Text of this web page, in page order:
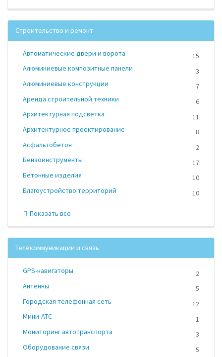
Строительство и ремонт
Автоматические двери и ворота
15
Алюминиевые композитные панели
3
Алюминиевые конструкции
7
Аренда строительной техники
6
Архитектурная подсветка
11
Архитектурное проектирование
8
Асфальтобетон
2
Бензоинструменты
17
Бетонные изделия
10
Благоустройство территорий
10
Показать все
Телекоммуникации и связь
GPS-навигаторы
2
Антенны
5
Городская телефонная сеть
12
Мини-АТС
1
Мониторинг автотранспорта
3
Оборудование связи
5